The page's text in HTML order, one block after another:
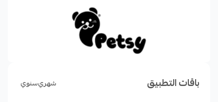
باقات التطبيق شهريسنوي